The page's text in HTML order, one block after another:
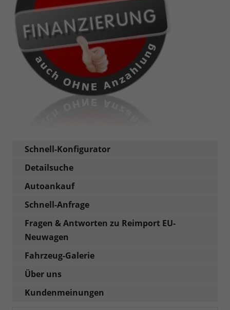
Schnell-Konfigurator
Detailsuche
Autoankauf
Schnell-Anfrage
Fragen & Antworten zu Reimport EU-
Neuwagen
Fahrzeug-Galerie
Über uns
Kundenmeinungen